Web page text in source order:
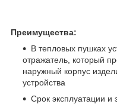
Преимущества:
В тепловых пушках
отражатель, который
наружный корпус
устройства
Срок эксплуатации и